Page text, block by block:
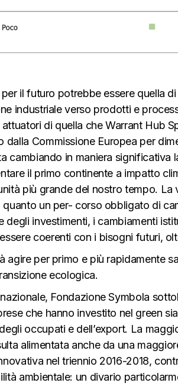
il futuro potrebbe essere quella
industriale verso prodotti e
di quella che Warrant Hub
dalla Commissione Europea per
cambiando in maniera significativa
il primo continente a impatto
più grande del nostro tempo.
quanto un per- corso obbligato di
degli investimenti, i cambiamenti
coerenti con i bisogni futuri,
agire per primo e più rapidamente
ecologica.
Fondazione Symbola
che hanno investito nel green
occupati e dell’export. La
alimentata anche da una
nel triennio 2016-2018,
ambientale: un divario